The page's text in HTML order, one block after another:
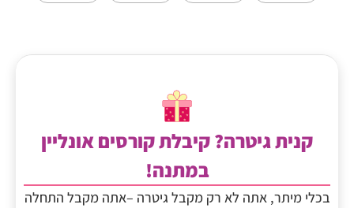
קנית גיטרה? קיבלת קורסים אונליין
במתנה!
בכלי מיתר, אתה לא רק מקבל גיטרה –אתה מקבל התחלה